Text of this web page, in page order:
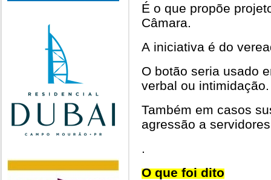
É o que propõe
Câmara.
A iniciativa é do
O botão seria usado
verbal ou intimidação.
Também em casos
agressão a
O que foi dito